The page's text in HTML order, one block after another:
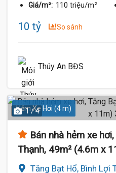
Giá/m²: 110 triệu/m²
10 tỷ So sánh
Thúy An BĐS
Hẻm Xe Hơi (4 m)
1 / 4
Bán nhà hẻm xe
Thạnh, 49m² (4.6m x
Tăng Bạt Hổ, Bình Lợi